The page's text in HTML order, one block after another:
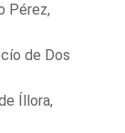
Pérez,
de Dos
Íllora,